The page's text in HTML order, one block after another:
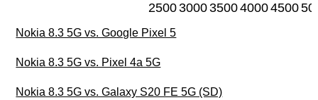
25003000350040004500
Nokia 8.3 5G vs. Google Pixel 5
Nokia 8.3 5G vs. Pixel 4a 5G
Nokia 8.3 5G vs. Galaxy S20 FE 5G (SD)